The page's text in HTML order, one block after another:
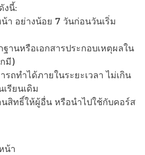
งนี้:
า อย่างน้อย 7 วันก่อนวันเริ่ม
านหรือเอกสารประกอบเหตุผลใน
มี)
รถทำได้ภายในระยะเวลา ไม่เกิน
รียนเดิม
สิทธิ์ให้ผู้อื่น หรือนำไปใช้กับคอร์ส
น้า